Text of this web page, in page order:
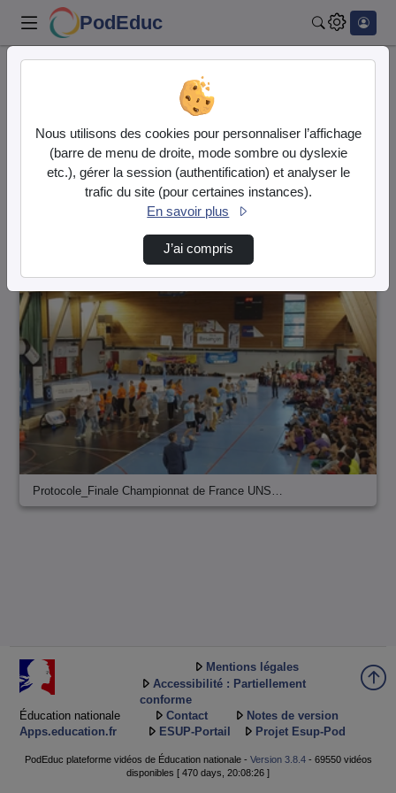
PodEduc
1 vidéo trouvée
Audio Vidéo
Direction de tri
Protocole_Finale Championnat de France UNS…
Éducation nationale
Apps.education.fr
Mentions légales
Accessibilité : Partiellement
conforme
Contact
Notes de version
ESUP-Portail
Projet Esup-Pod
PodEduc plateforme vidéos de Éducation nationale - Version 3.8.4- 69550 vidéos
disponibles [ 470 days, 20:08:26 ]
Nous utilisons des cookies pour personnaliser l’affichage
(barre de menu de droite, mode sombre ou dyslexie
etc.), gérer la session (authentification) et analyser le
trafic du site (pour certaines instances).
En savoir plus
J’ai compris